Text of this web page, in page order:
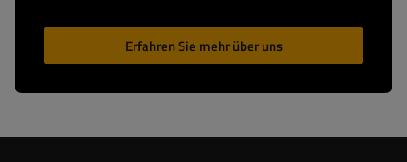
Erfahren Sie mehr über uns